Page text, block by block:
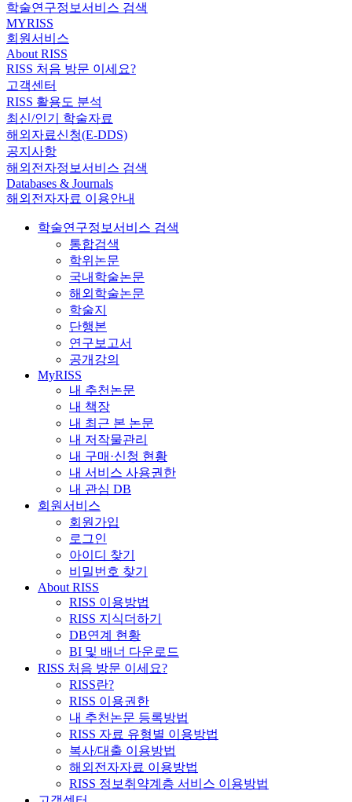
학술연구정보서비스 검색
MYRISS
회원서비스
About RISS
RISS 처음 방문 이세요?
고객센터
RISS 활용도 분석
최신/인기 학술자료
해외자료신청(E-DDS)
공지사항
해외전자정보서비스 검색
Databases & Journals
해외전자자료 이용안내
학술연구정보서비스 검색
통합검색
학위논문
국내학술논문
해외학술논문
학술지
단행본
연구보고서
공개강의
MyRISS
내 추천논문
내 책장
내 최근 본 논문
내 저작물관리
내 구매·신청 현황
내 서비스 사용권한
내 관심 DB
회원서비스
회원가입
로그인
아이디 찾기
비밀번호 찾기
About RISS
RISS 이용방법
RISS 지식더하기
DB연계 현황
BI 및 배너 다운로드
RISS 처음 방문 이세요?
RISS란?
RISS 이용권한
내 추천논문 등록방법
RISS 자료 유형별 이용방법
복사/대출 이용방법
해외전자자료 이용방법
RISS 정보취약계층 서비스 이용방법